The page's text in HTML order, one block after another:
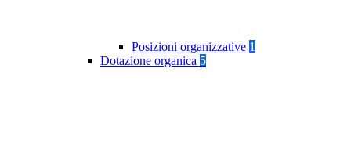
Posizioni organizzative 1
Dotazione organica 5